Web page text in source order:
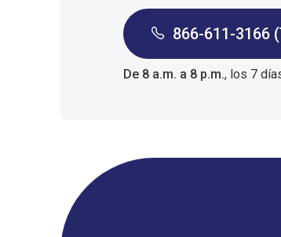
866-611-3166
De 8 a.m. a 8 p.m., los 7